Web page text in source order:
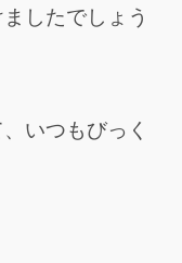
したでしょう
いつもびっく